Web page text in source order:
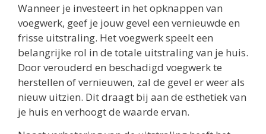
Wanneer je investeert in het opknappen van
voegwerk, geef je jouw gevel een vernieuwde en
frisse uitstraling. Het voegwerk speelt een
belangrijke rol in de totale uitstraling van je huis.
Door verouderd en beschadigd voegwerk te
herstellen of vernieuwen, zal de gevel er weer als
nieuw uitzien. Dit draagt bij aan de esthetiek van
je huis en verhoogt de waarde ervan.